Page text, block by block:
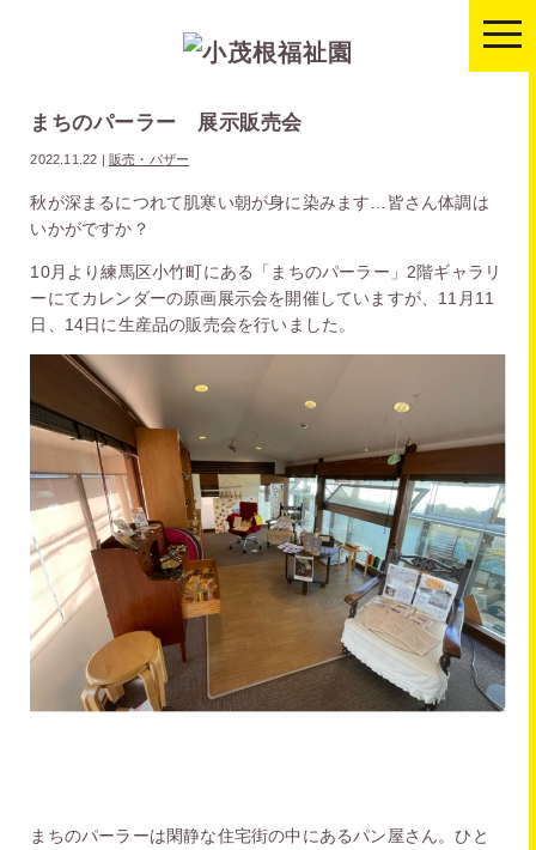
まちのパーラー 展示販売会
2022.11.22 | 販売・バザー
秋が深まるにつれて肌寒い朝が身に染みます…皆さん体調は
いかがですか？
10月より練馬区小竹町にある「まちのパーラー」2階ギャラリ
ーにてカレンダーの原画展示会を開催していますが、11月11
日、14日に生産品の販売会を行いました。
まちのパーラーは閑静な住宅街の中にあるパン屋さん。ひと